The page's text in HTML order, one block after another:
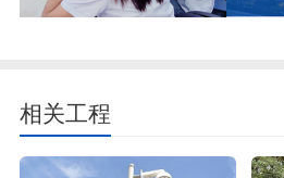
相关工程